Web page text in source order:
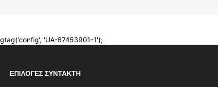
ΕΠΙΛΟΓΈΣ ΣΥΝΤΆΚΤΗ